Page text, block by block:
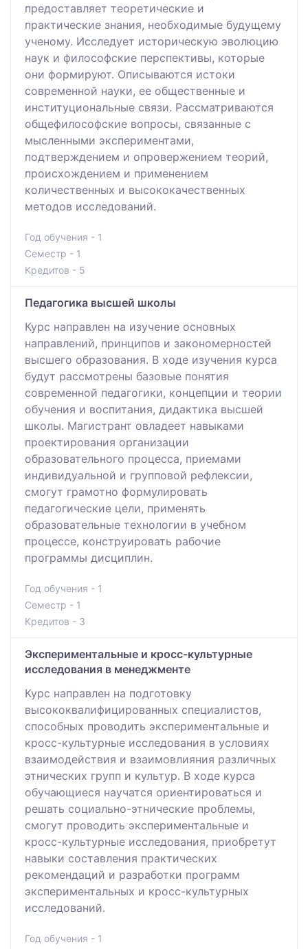
предоставляет теоретические и
практические знания, необходимые будущему
ученому. Исследует историческую эволюцию
наук и философские перспективы, которые
они формируют. Описываются истоки
современной науки, ее общественные и
институциональные связи. Рассматриваются
общефилософские вопросы, связанные с
мысленными экспериментами,
подтверждением и опровержением теорий,
происхождением и применением
количественных и высококачественных
методов исследований.
Год обучения - 1
Семестр - 1
Кредитов - 5
Педагогика высшей школы
Курс направлен на изучение основных
направлений, принципов и закономерностей
высшего образования. В ходе изучения курса
будут рассмотрены базовые понятия
современной педагогики, концепции и теории
обучения и воспитания, дидактика высшей
школы. Магистрант овладеет навыками
проектирования организации
образовательного процесса, приемами
индивидуальной и групповой рефлексии,
смогут грамотно формулировать
педагогические цели, применять
образовательные технологии в учебном
процессе, конструировать рабочие
программы дисциплин.
Год обучения - 1
Семестр - 1
Кредитов - 3
Экспериментальные и кросс-культурные
исследования в менеджменте
Курс направлен на подготовку
высококвалифицированных специалистов,
способных проводить экспериментальные и
кросс-культурные исследования в условиях
взаимодействия и взаимовлияния различных
этнических групп и культур. В ходе курса
обучающиеся научатся ориентироваться и
решать социально-этнические проблемы,
смогут проводить экспериментальные и
кросс-культурные исследования, приобретут
навыки составления практических
рекомендаций и разработки программ
экспериментальных и кросс-культурных
исследований.
Год обучения - 1